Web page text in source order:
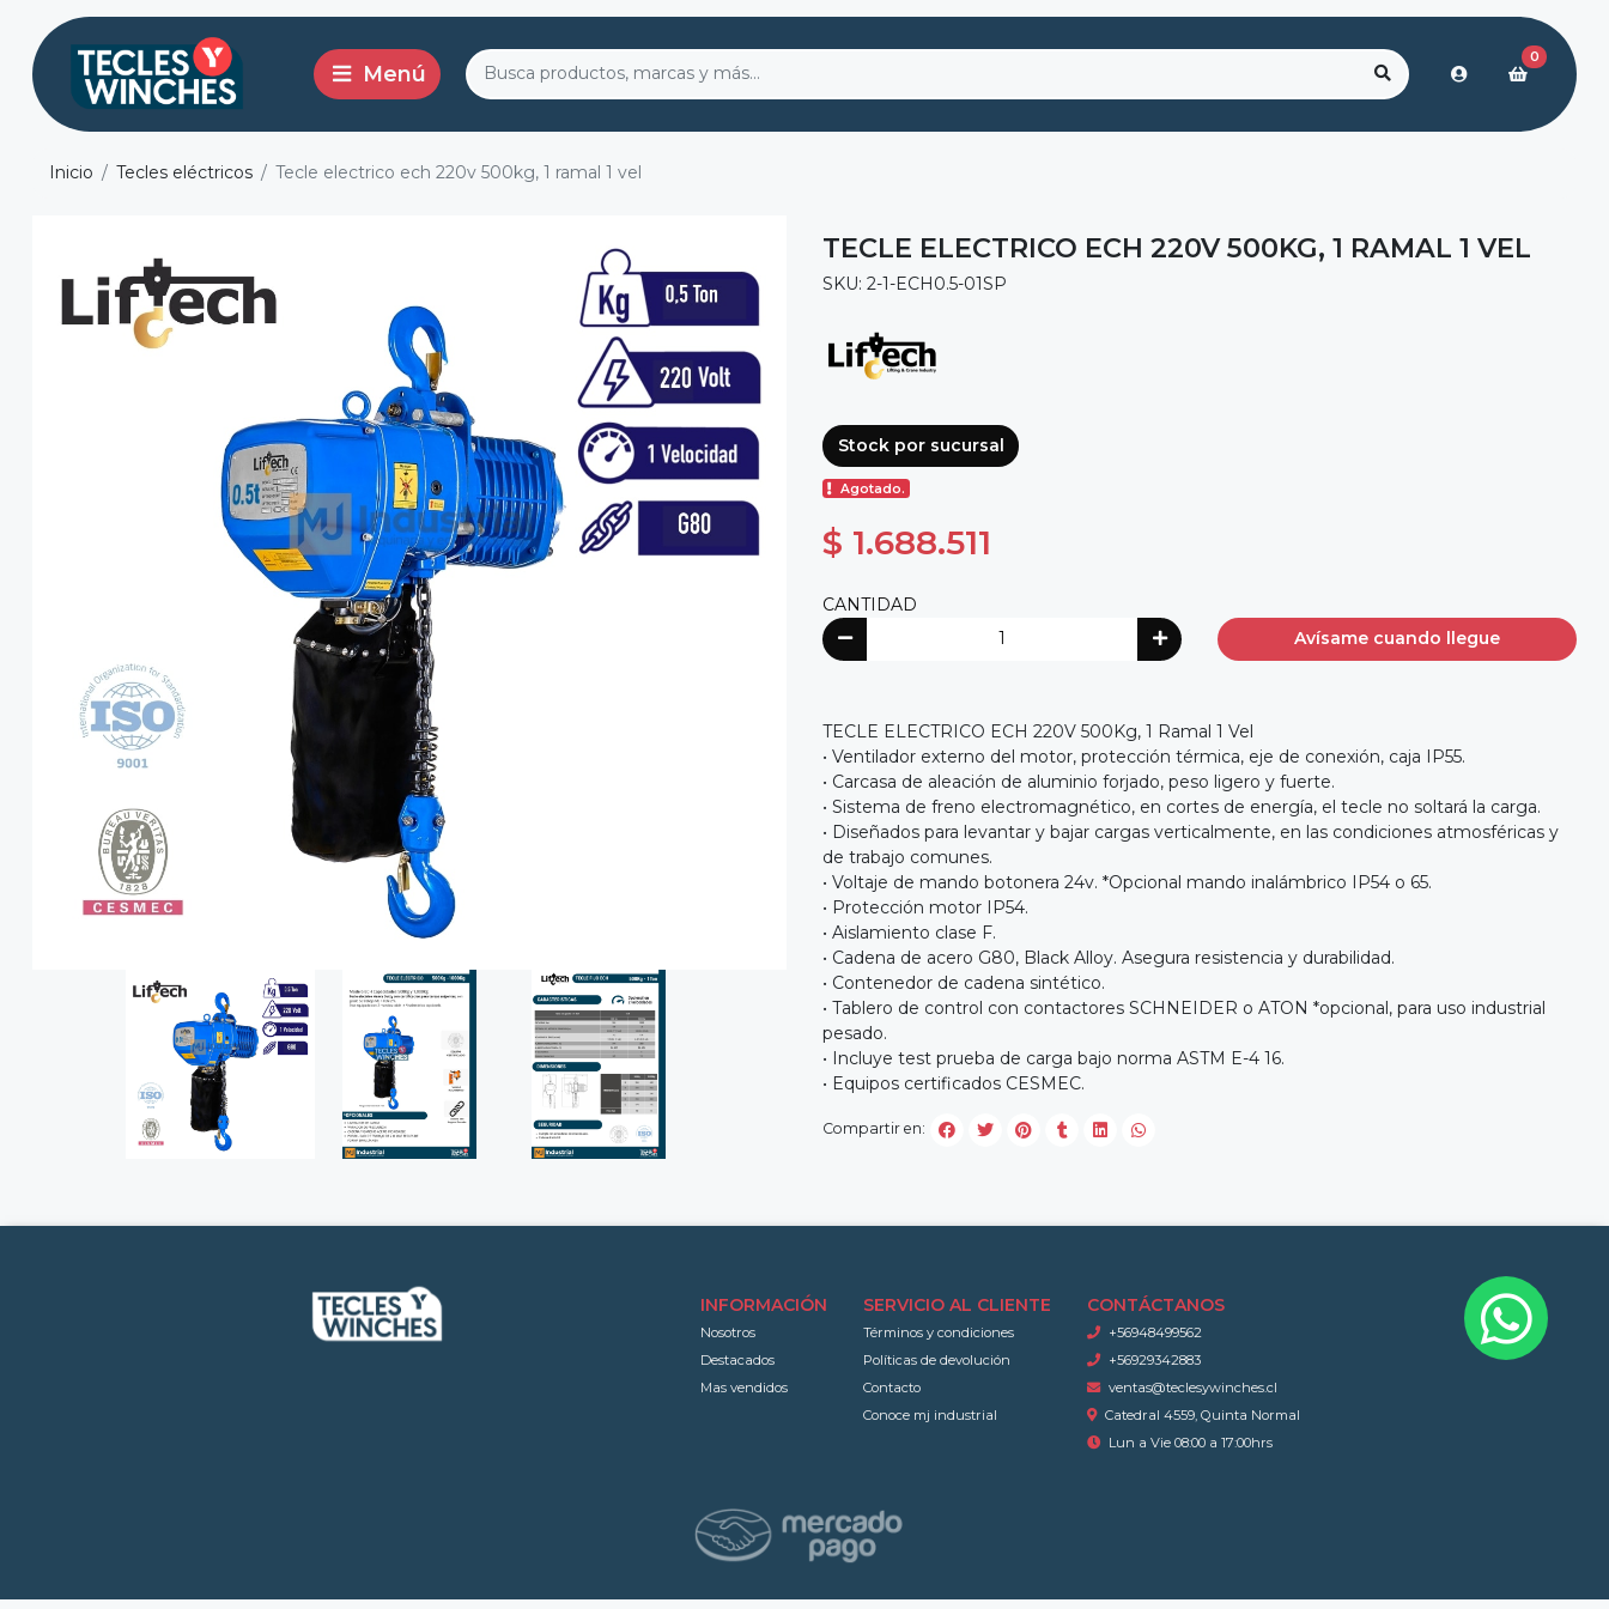
0
Inicio Tecles eléctricos Tecle electrico ech 220v 500kg, 1 ramal 1 vel
TECLE ELECTRICO ECH 220V 500KG, 1 RAMAL 1 VEL
SKU: 2-1-ECH0.5-01SP
Stock por sucursal
Agotado.
$ 1.688.511
CANTIDAD
Avísame cuando llegue
TECLE ELECTRICO ECH 220V 500Kg, 1 Ramal 1 Vel
• Ventilador externo del motor, protección térmica, eje de conexión, caja IP55.
• Carcasa de aleación de aluminio forjado, peso ligero y fuerte.
• Sistema de freno electromagnético, en cortes de energía, el tecle no soltará la carga.
• Diseñados para levantar y bajar cargas verticalmente, en las condiciones atmosféricas y
de trabajo comunes.
• Voltaje de mando botonera 24v. *Opcional mando inalámbrico IP54 o 65.
• Protección motor IP54.
• Aislamiento clase F.
• Cadena de acero G80, Black Alloy. Asegura resistencia y durabilidad.
• Contenedor de cadena sintético.
• Tablero de control con contactores SCHNEIDER o ATON *opcional, para uso industrial
pesado.
• Incluye test prueba de carga bajo norma ASTM E-4 16.
• Equipos certificados CESMEC.
Compartir en:
INFORMACIÓN
Nosotros
Destacados
Mas vendidos
SERVICIO AL CLIENTE
Términos y condiciones
Políticas de devolución
Contacto
Conoce mj industrial
CONTÁCTANOS
+56948499562
+56929342883
ventas@teclesywinches.cl
Catedral 4559, Quinta Normal
Lun a Vie 08:00 a 17:00hrs